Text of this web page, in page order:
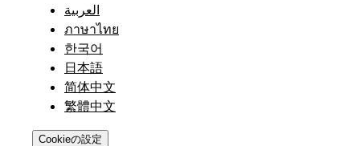
العربية
ภาษาไทย
한국어
日本語
简体中文
繁體中文
Cookieの設定